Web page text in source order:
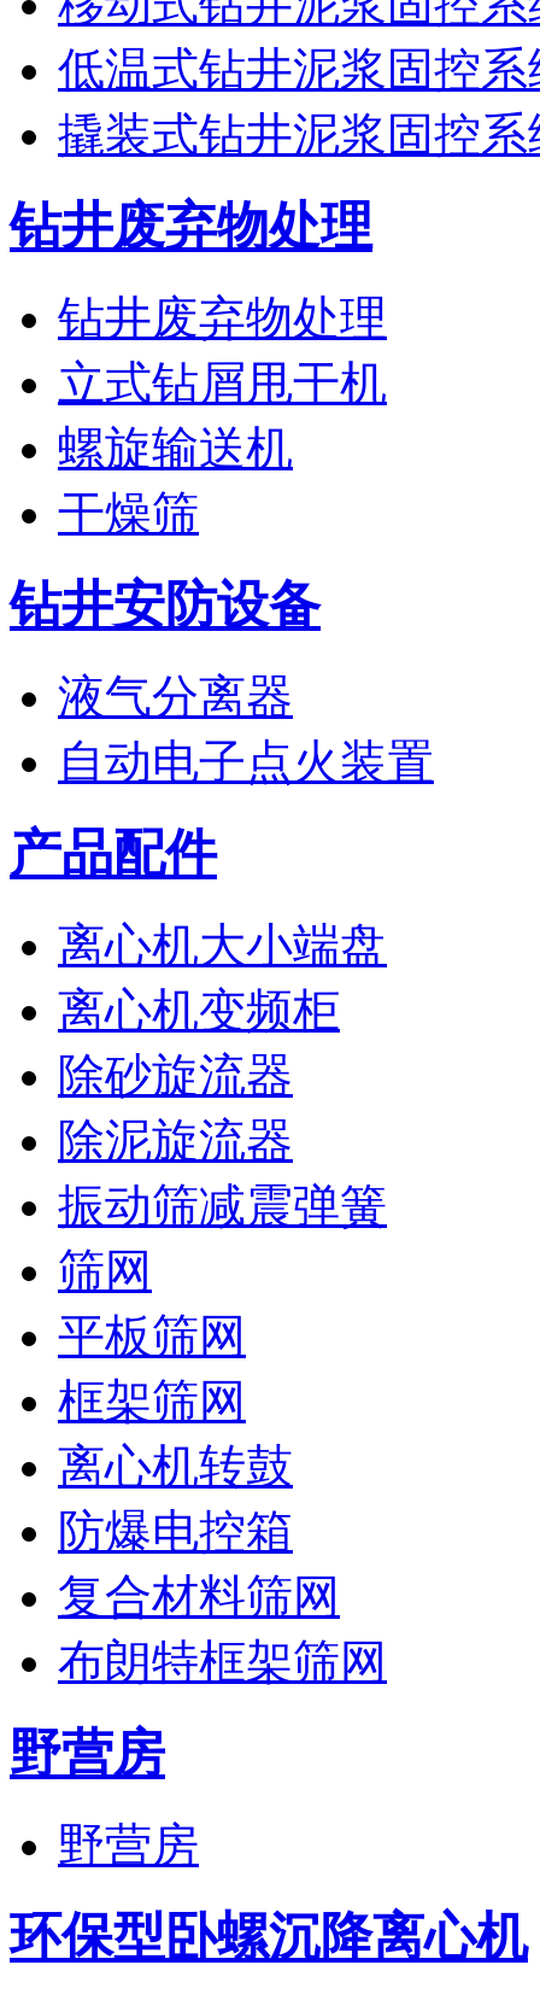
低温式钻井泥浆固控系
撬装式钻井泥浆固控系
钻井废弃物处理
钻井废弃物处理
立式钻屑甩干机
螺旋输送机
干燥筛
钻井安防设备
液气分离器
自动电子点火装置
产品配件
离心机大小端盘
离心机变频柜
除砂旋流器
除泥旋流器
振动筛减震弹簧
筛网
平板筛网
框架筛网
离心机转鼓
防爆电控箱
复合材料筛网
布朗特框架筛网
野营房
野营房
环保型卧螺沉降离心机